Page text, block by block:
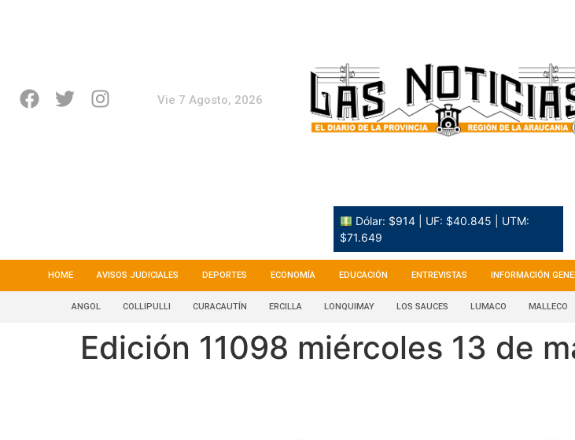
Vie 7 Agosto, 2026
Dólar: $914 | UF: $40.845 | UTM:
$71.649
HOME AVISOS JUDICIALES DEPORTES ECONOMÍA EDUCACIÓN ENTREVISTAS INFORMACIÓN
ANGOL COLLIPULLI CURACAUTÍN ERCILLA LONQUIMAY LOS SAUCES LUMACO MALLECO
Edición 11098 miércoles 13 de